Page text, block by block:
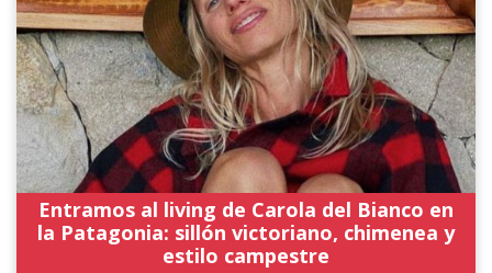
Entramos al living de Carola del Bianco en
la Patagonia: sillón victoriano, chimenea y
estilo campestre